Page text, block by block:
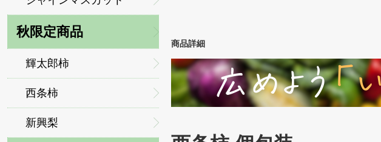
商品詳細
秋限定商品
輝太郎柿
西条柿
新興梨